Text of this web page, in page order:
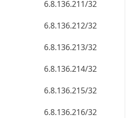
6.8.136.211/32
6.8.136.212/32
6.8.136.213/32
6.8.136.214/32
6.8.136.215/32
6.8.136.216/32